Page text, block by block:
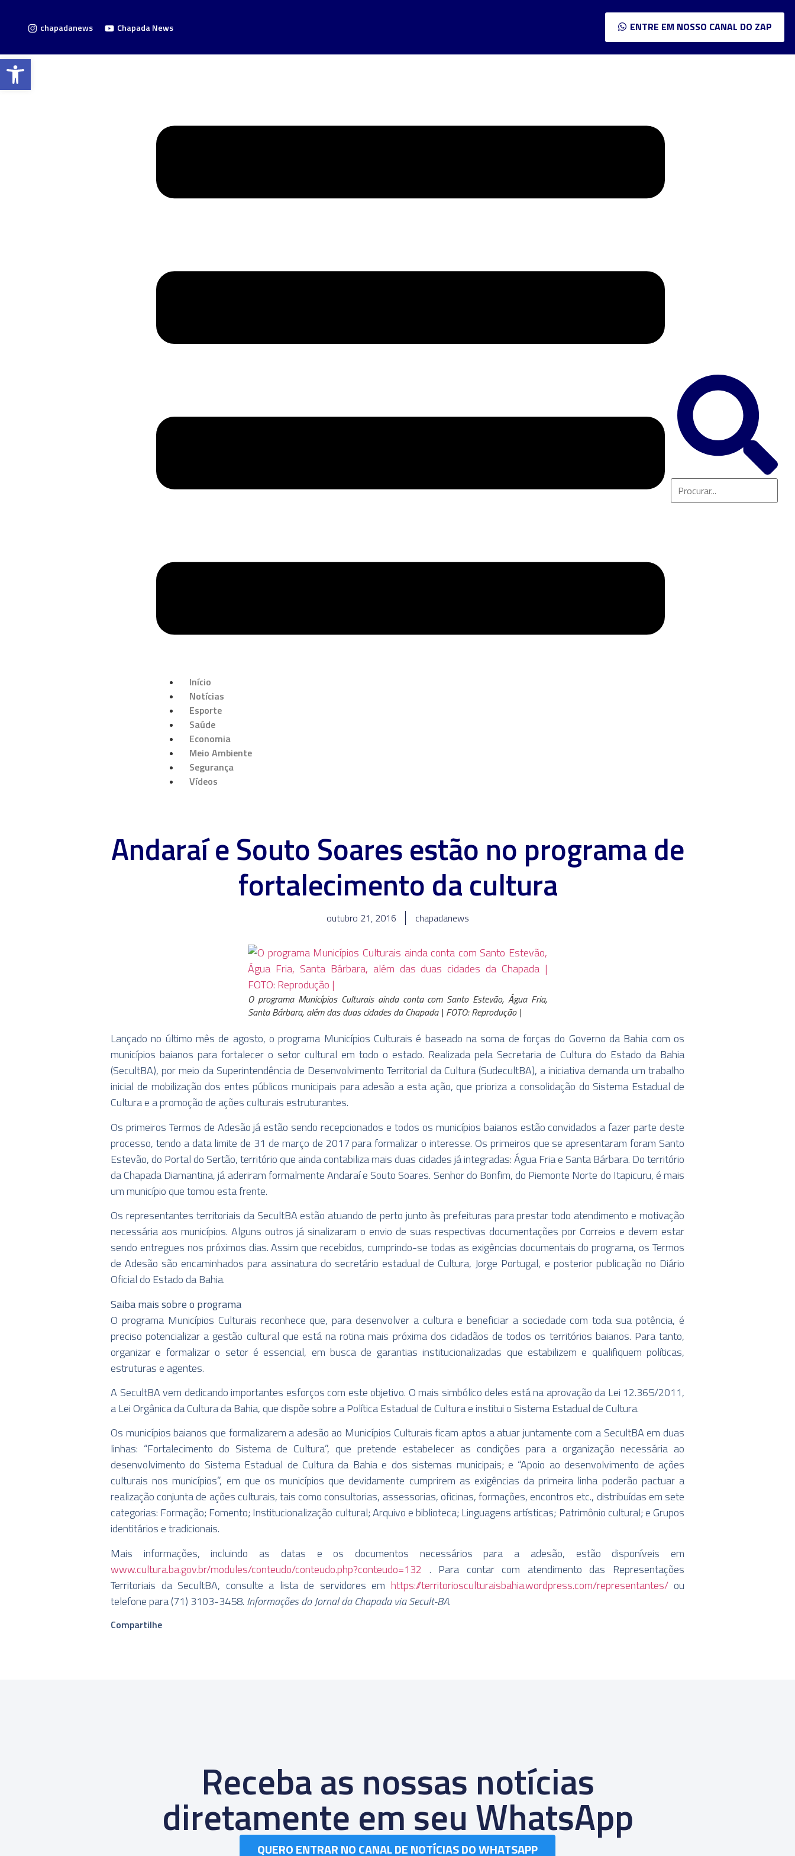
chapadanews Chapada News ENTRE EM NOSSO CANAL DO ZAP
Início
Notícias
Esporte
Saúde
Economia
Meio Ambiente
Segurança
Vídeos
Andaraí e Souto Soares estão no programa de
fortalecimento da cultura
outubro 21, 2016 chapadanews
O programa Municípios Culturais ainda conta com Santo Estevão, Água Fria,
Santa Bárbara, além das duas cidades da Chapada | FOTO: Reprodução |
Lançado no último mês de agosto, o programa Municípios Culturais é baseado na soma de forças do Governo da Bahia com os
municípios baianos para fortalecer o setor cultural em todo o estado. Realizada pela Secretaria de Cultura do Estado da Bahia
(SecultBA), por meio da Superintendência de Desenvolvimento Territorial da Cultura (SudecultBA), a iniciativa demanda um trabalho
inicial de mobilização dos entes públicos municipais para adesão a esta ação, que prioriza a consolidação do Sistema Estadual de
Cultura e a promoção de ações culturais estruturantes.
Os primeiros Termos de Adesão já estão sendo recepcionados e todos os municípios baianos estão convidados a fazer parte deste
processo, tendo a data limite de 31 de março de 2017 para formalizar o interesse. Os primeiros que se apresentaram foram Santo
Estevão, do Portal do Sertão, território que ainda contabiliza mais duas cidades já integradas: Água Fria e Santa Bárbara. Do território
da Chapada Diamantina, já aderiram formalmente Andaraí e Souto Soares. Senhor do Bonfim, do Piemonte Norte do Itapicuru, é mais
um município que tomou esta frente.
Os representantes territoriais da SecultBA estão atuando de perto junto às prefeituras para prestar todo atendimento e motivação
necessária aos municípios. Alguns outros já sinalizaram o envio de suas respectivas documentações por Correios e devem estar
sendo entregues nos próximos dias. Assim que recebidos, cumprindo-se todas as exigências documentais do programa, os Termos
de Adesão são encaminhados para assinatura do secretário estadual de Cultura, Jorge Portugal, e posterior publicação no Diário
Oficial do Estado da Bahia.
Saiba mais sobre o programa
O programa Municípios Culturais reconhece que, para desenvolver a cultura e beneficiar a sociedade com toda sua potência, é
preciso potencializar a gestão cultural que está na rotina mais próxima dos cidadãos de todos os territórios baianos. Para tanto,
organizar e formalizar o setor é essencial, em busca de garantias institucionalizadas que estabilizem e qualifiquem políticas,
estruturas e agentes.
A SecultBA vem dedicando importantes esforços com este objetivo. O mais simbólico deles está na aprovação da Lei 12.365/2011,
a Lei Orgânica da Cultura da Bahia, que dispõe sobre a Política Estadual de Cultura e institui o Sistema Estadual de Cultura.
Os municípios baianos que formalizarem a adesão ao Municípios Culturais ficam aptos a atuar juntamente com a SecultBA em duas
linhas: “Fortalecimento do Sistema de Cultura”, que pretende estabelecer as condições para a organização necessária ao
desenvolvimento do Sistema Estadual de Cultura da Bahia e dos sistemas municipais; e “Apoio ao desenvolvimento de ações
culturais nos municípios”, em que os municípios que devidamente cumprirem as exigências da primeira linha poderão pactuar a
realização conjunta de ações culturais, tais como consultorias, assessorias, oficinas, formações, encontros etc., distribuídas em sete
categorias: Formação; Fomento; Institucionalização cultural; Arquivo e biblioteca; Linguagens artísticas; Patrimônio cultural; e Grupos
identitários e tradicionais.
Mais informações, incluindo as datas e os documentos necessários para a adesão, estão disponíveis em
www.cultura.ba.gov.br/modules/conteudo/conteudo.php?conteudo=132 . Para contar com atendimento das Representações
Territoriais da SecultBA, consulte a lista de servidores em https://territoriosculturaisbahia.wordpress.com/representantes/ ou
telefone para (71) 3103-3458. Informações do Jornal da Chapada via Secult-BA.
Compartilhe
Receba as nossas notícias
diretamente em seu WhatsApp
QUERO ENTRAR NO CANAL DE NOTÍCIAS DO WHATSAPP
Barra de Ferramentas Aberta